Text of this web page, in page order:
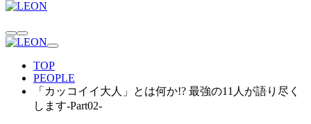
TOP
PEOPLE
「カッコイイ大人」とは何か!? 最強の11人が語り尽く
します-Part02-